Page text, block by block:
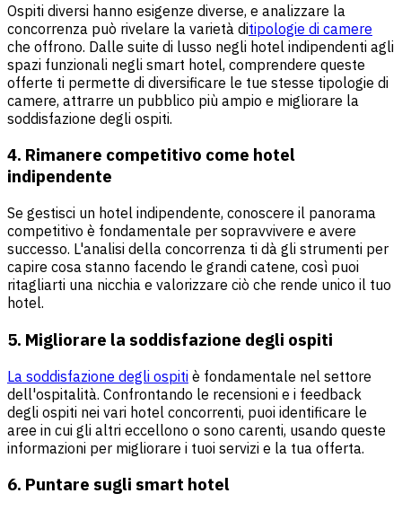
Ospiti diversi hanno esigenze diverse, e analizzare la
concorrenza può rivelare la varietà ditipologie di camere
che offrono. Dalle suite di lusso negli hotel indipendenti agli
spazi funzionali negli smart hotel, comprendere queste
offerte ti permette di diversificare le tue stesse tipologie di
camere, attrarre un pubblico più ampio e migliorare la
soddisfazione degli ospiti.
4. Rimanere competitivo come hotel
indipendente
Se gestisci un hotel indipendente, conoscere il panorama
competitivo è fondamentale per sopravvivere e avere
successo. L'analisi della concorrenza ti dà gli strumenti per
capire cosa stanno facendo le grandi catene, così puoi
ritagliarti una nicchia e valorizzare ciò che rende unico il tuo
hotel.
5. Migliorare la soddisfazione degli ospiti
La soddisfazione degli ospiti è fondamentale nel settore
dell'ospitalità. Confrontando le recensioni e i feedback
degli ospiti nei vari hotel concorrenti, puoi identificare le
aree in cui gli altri eccellono o sono carenti, usando queste
informazioni per migliorare i tuoi servizi e la tua offerta.
6. Puntare sugli smart hotel